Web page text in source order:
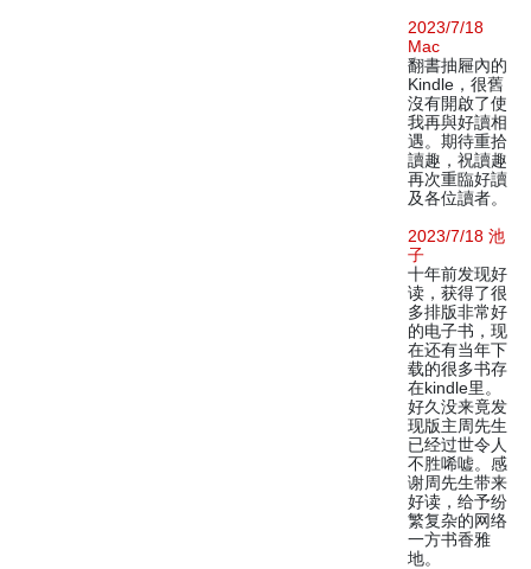
2023/7/18
Mac
翻書抽屜內的
Kindle，很舊
沒有開啟了使
我再與好讀相
遇。期待重拾
讀趣，祝讀趣
再次重臨好讀
及各位讀者。
2023/7/18 池
子
十年前发现好
读，获得了很
多排版非常好
的电子书，现
在还有当年下
载的很多书存
在kindle里。
好久没来竟发
现版主周先生
已经过世令人
不胜唏嘘。感
谢周先生带来
好读，给予纷
繁复杂的网络
一方书香雅
地。